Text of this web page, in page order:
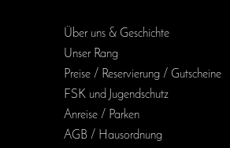
Über uns & Geschichte
Unser Rang
Preise / Reservierung / Gutscheine
FSK und Jugendschutz
Anreise / Parken
AGB / Haus­ordnung